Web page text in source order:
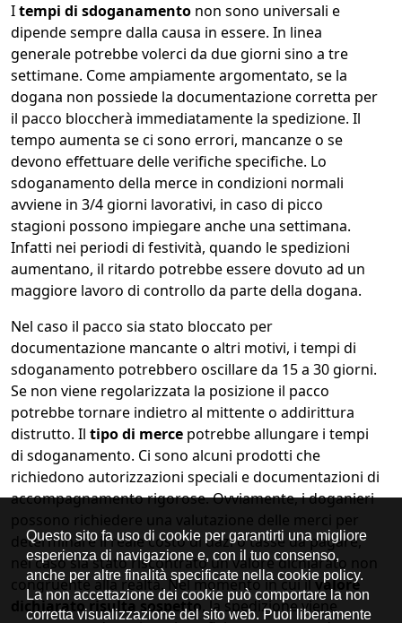
Itempi di sdoganamento non sono universali e
dipende sempre dalla causa in essere. In linea
generale potrebbe volerci da due giorni sino a tre
settimane. Come ampiamente argomentato, se la
dogana non possiede la documentazione corretta per
il pacco bloccherà immediatamente la spedizione. Il
tempo aumenta se ci sono errori, mancanze o se
devono effettuare delle verifiche specifiche. Lo
sdoganamento della merce in condizioni normali
avviene in 3/4 giorni lavorativi, in caso di picco
stagioni possono impiegare anche una settimana.
Infatti nei periodi di festività, quando le spedizioni
aumentano, il ritardo potrebbe essere dovuto ad un
maggiore lavoro di controllo da parte della dogana.
Nel caso il pacco sia stato bloccato per
documentazione mancante o altri motivi, i tempi di
sdoganamento potrebbero oscillare da 15 a 30 giorni.
Se non viene regolarizzata la posizione il pacco
potrebbe tornare indietro al mittente o addirittura
distrutto. Il tipo di merce potrebbe allungare i tempi
di sdoganamento. Ci sono alcuni prodotti che
richiedono autorizzazioni speciali e documentazioni di
accompagnamento rigorose. Ovviamente, i doganieri
possono richiedere una valutazione delle merci per
determinare il reale costo di dazi o tasse da pagare,
nel caso sia stato riscontrato un valore dichiarato non
congruente alla realtà. Nel momento in cui ilvalore
dichiarato risulta sospetto, la spedizione viene